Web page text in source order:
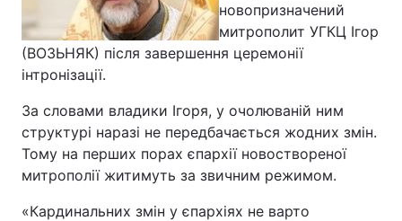
новопризначений
митрополит УГКЦ Ігор
(ВОЗЬНЯК) після завершення церемонії
інтронізації.
За словами владики Ігоря, у очолюваній ним
структурі наразі не передбачається жодних змін.
Тому на перших порах єпархії новоствореної
митрополії житимуть за звичним режимом.
«Кардинальних змін у єпархіях не варто